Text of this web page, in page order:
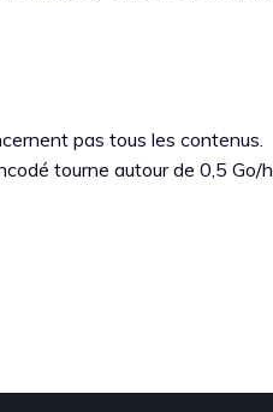
pas tous les contenus.
tourne autour de 0,5 Go/h.